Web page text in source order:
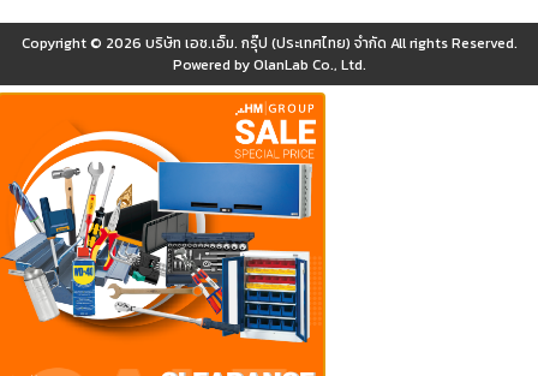
Copyright © 2026 บริษัท เอช.เอ็ม. กรุ๊ป (ประเทศไทย) จำกัด All rights Reserved.
Powered byOlanLab Co., Ltd.